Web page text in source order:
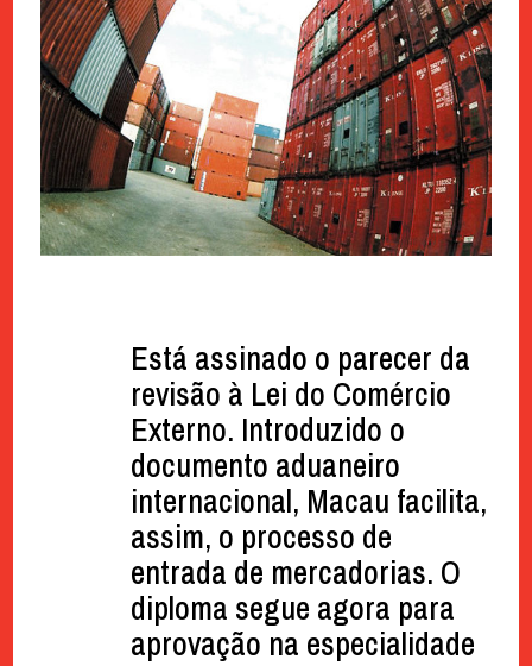
Está assinado o parecer da
revisão à Lei do Comércio
Externo. Introduzido o
documento aduaneiro
internacional, Macau facilita,
assim, o processo de
entrada de mercadorias. O
diploma segue agora para
aprovação na especialidade